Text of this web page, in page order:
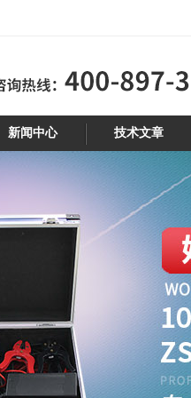
新闻中心 技术文章